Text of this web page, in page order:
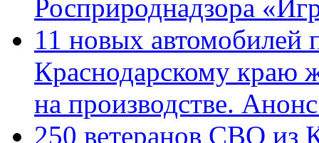
Росприроднадзора
11 новых автомобилей
Краснодарскому краю
на производстве.
250 ветеранов СВО из